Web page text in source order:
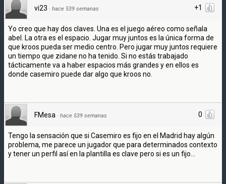
+1
vi23 · hace 539 semanas
Yo creo que hay dos claves. Una es el juego aéreo como señala
abel. La otra es el espacio. Jugar muy juntos es la única forma de
que kroos pueda ser medio centro. Pero jugar muy juntos requiere
un tiempo que zidane no ha tenido. Si no estás trabajado
tácticamente va a haber espacios más grandes y en ellos es
donde casemiro puede dar algo que kroos no.
0
FMesa · hace 539 semanas
Tengo la sensación que si Casemiro es fijo en el Madrid hay algún
problema, me parece un jugador que para determinados contexto
y tener un perfil así en la plantilla es clave pero si es un fijo...